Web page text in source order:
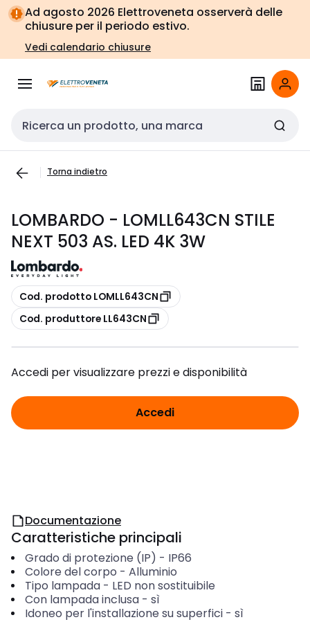
Vai alla
navigazione
Vai
alla
pagina
Ad agosto 2026 Elettroveneta osserverà delle
chiusure per il periodo estivo.
Vedi calendario chiusure
Cerca input
Torna indietro
LOMBARDO - LOMLL643CN STILE
NEXT 503 AS. LED 4K 3W
copia
Cod. prodotto LOMLL643CN
copia
Cod. produttore LL643CN
Accedi per visualizzare prezzi e disponibilità
Accedi
Documentazione
Caratteristiche principali
Grado di protezione (IP) - IP66
Colore del corpo - Alluminio
Tipo lampada- LED non sostituibile
Con lampada inclusa- sì
Idoneo per l'installazione su superfici- sì